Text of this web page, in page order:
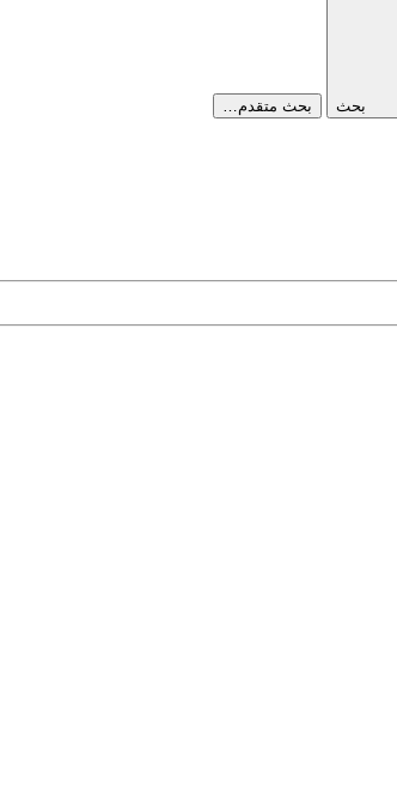
بحث بحث متقدم…